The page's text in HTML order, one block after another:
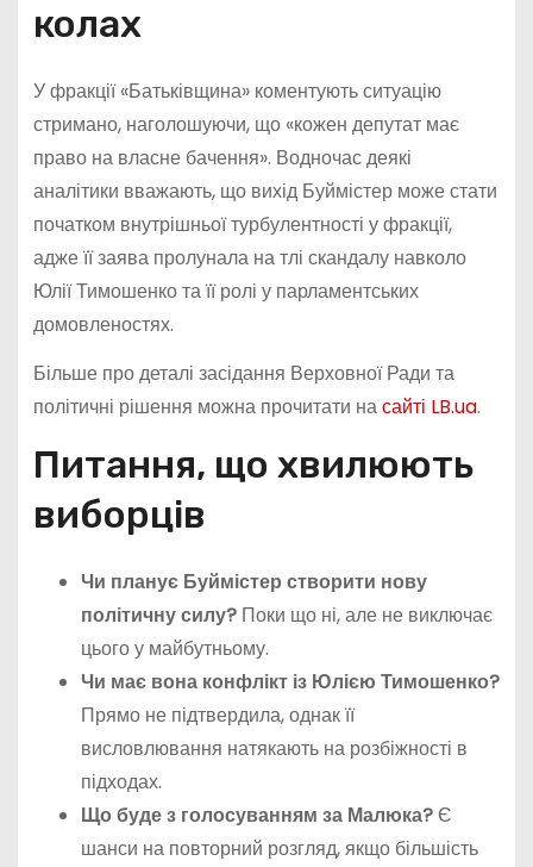
колах
У фракції «Батьківщина» коментують ситуацію
стримано, наголошуючи, що «кожен депутат має
право на власне бачення». Водночас деякі
аналітики вважають, що вихід Буймістер може стати
початком внутрішньої турбулентності у фракції,
адже її заява пролунала на тлі скандалу навколо
Юлії Тимошенко та її ролі у парламентських
домовленостях.
Більше про деталі засідання Верховної Ради та
політичні рішення можна прочитати насайті LB.ua.
Питання, що хвилюють
виборців
Чи планує Буймістер створити нову
політичну силу?Поки що ні, але не виключає
цього у майбутньому.
Чи має вона конфлікт із Юлією Тимошенко?
Прямо не підтвердила, однак її
висловлювання натякають на розбіжності в
підходах.
Що буде з голосуванням за Малюка?Є
шанси на повторний розгляд, якщо більшість